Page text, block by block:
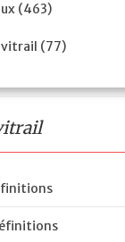
(463)
vitrail (77)